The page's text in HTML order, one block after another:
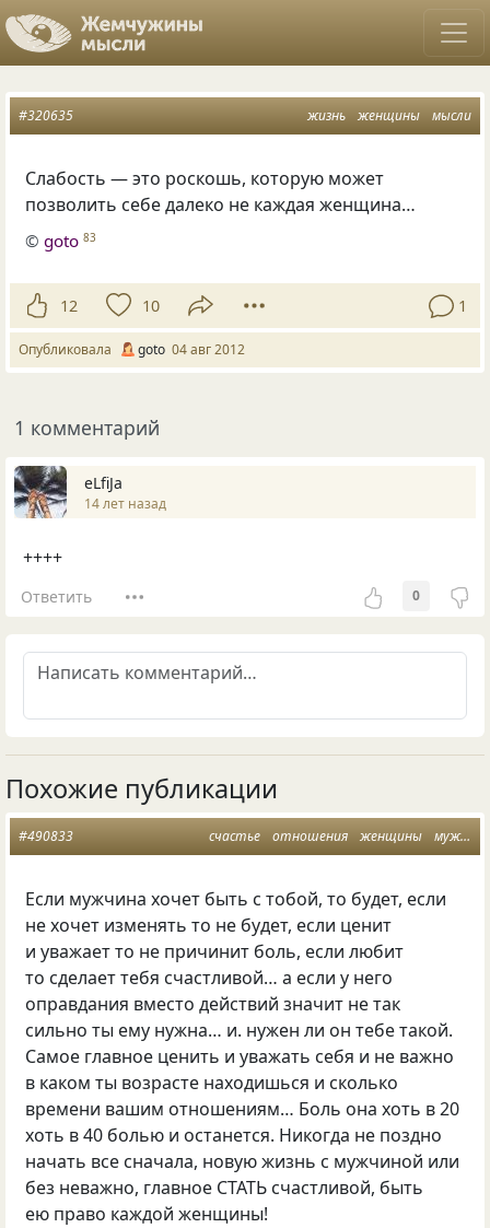
жизнь женщины мысли
#320635
Слабость — это роскошь, которую может
позволить себе далеко не каждая женщина…
©goto 83
12 10 1
Опубликовала goto 04 авг 2012
1 комментарий
eLfiJa
14 лет назад
++++
Ответить 0
Похожие публикации
счастье отношения женщины мужчины
#490833
Если мужчина хочет быть с тобой, то будет, если
не хочет изменять то не будет, если ценит
и уважает то не причинит боль, если любит
то сделает тебя счастливой… а если у него
оправдания вместо действий значит не так
сильно ты ему нужна… и. нужен ли он тебе такой.
Самое главное ценить и уважать себя и не важно
в каком ты возрасте находишься и сколько
времени вашим отношениям… Боль она хоть в 20
хоть в 40 болью и останется. Никогда не поздно
начать все сначала, новую жизнь с мужчиной или
без неважно, главное СТАТЬ счастливой, быть
ею право каждой женщины!